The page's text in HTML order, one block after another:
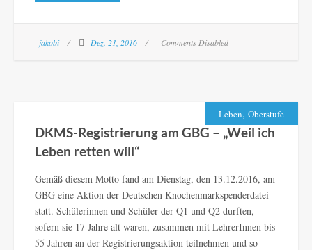
jakobi Dez. 21, 2016 Comments Disabled
Leben, Oberstufe
DKMS-Registrierung am GBG – „Weil ich
Leben retten will“
Gemäß diesem Motto fand am Dienstag, den 13.12.2016, am
GBG eine Aktion der Deutschen Knochenmarkspenderdatei
statt. Schülerinnen und Schüler der Q1 und Q2 durften,
sofern sie 17 Jahre alt waren, zusammen mit LehrerInnen bis
55 Jahren an der Registrierungsaktion teilnehmen und so